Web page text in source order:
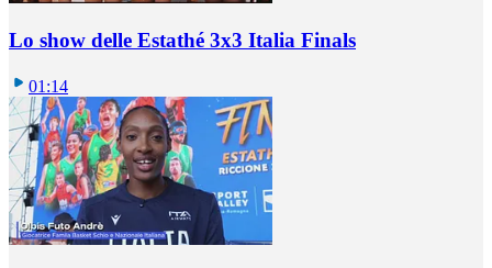
Lo show delle Estathé 3x3 Italia Finals
01:14